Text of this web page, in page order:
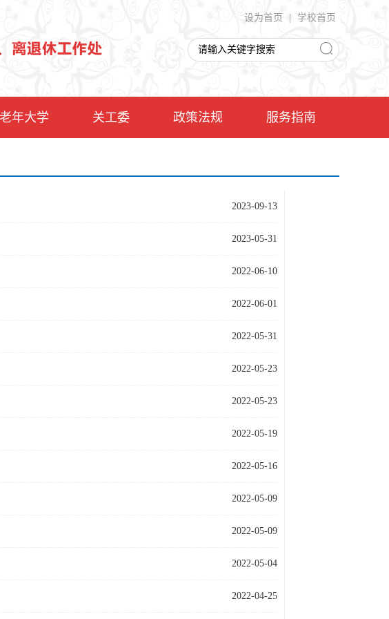
设为首页 学校首页
老年大学 关工委 政策法规 服务指南
2023-09-13
2023-05-31
2022-06-10
2022-06-01
2022-05-31
2022-05-23
2022-05-23
2022-05-19
2022-05-16
2022-05-09
2022-05-09
2022-05-04
2022-04-25